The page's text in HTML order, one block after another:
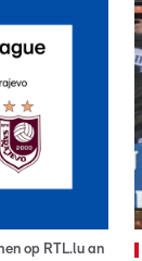
op RTL.lu an